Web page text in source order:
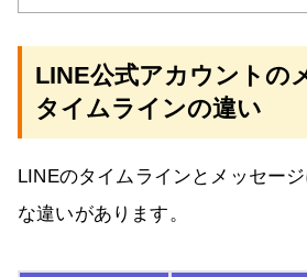
LINE公式アカウントの
タイムラインの違い
LINEのタイムラインとメッセー
な違いがあります。